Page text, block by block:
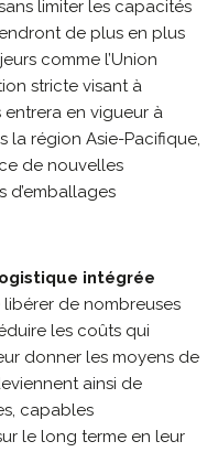
limiter les capacités
de plus en plus
comme l’Union
stricte visant à
entrera en vigueur à
la région Asie-Pacifique,
de nouvelles
d’emballages
intégrée
de nombreuses
les coûts qui
donner les moyens de
ainsi de
capables
le long terme en leur